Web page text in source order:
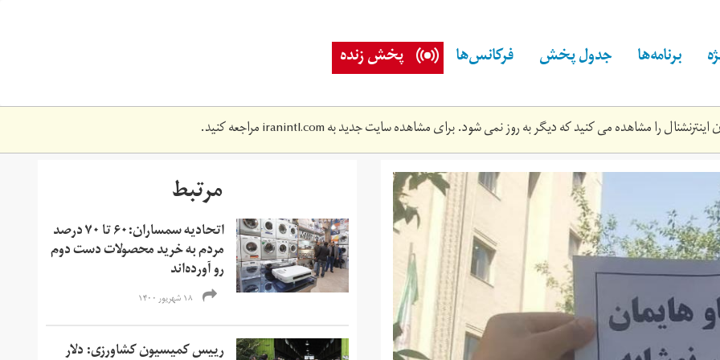
برنامه‌ها جدول پخش فرکانس‌ها پخش زنده
را مشاهده می کنید که دیگر به روز نمی شود. برای مشاهده سایت جدید بهiranintl.comمراجعه کنید.
مرتبط
اتحادیه سمساران:۶۰ تا ۷۰ درصد
مردم به خرید محصولات دست دوم
رو آورده‌اند
۱۸ شهریور ۱۴۰۰
رییس کمیسیون کشاورزی: دلار